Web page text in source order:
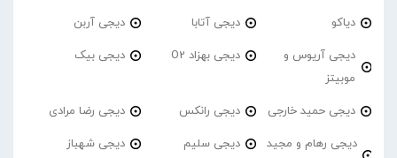
دیاکو دیجی آتابا دیجی آربن
دیجی آریوس و
موبیتز
دیجی بهزاد O2 دیجی بیک
دیجی حمید خارجی دیجی رانکس دیجی رضا مرادی
دیجی رهام و مجید
دیجی سلیم دیجی شهباز